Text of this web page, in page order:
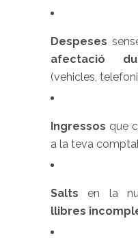
Despeses
afectació
(vehicles,
Ingressos que
a la teva
Salts en la
llibres